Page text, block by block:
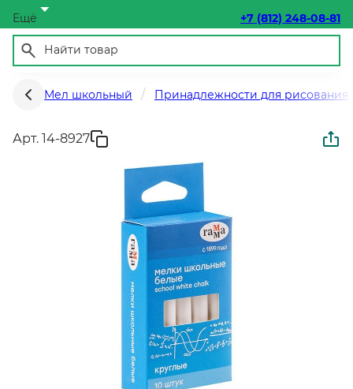
Ещё +7 (812) 248-08-81
Мел школьный Принадлежности для рисования
Арт. 14-8927